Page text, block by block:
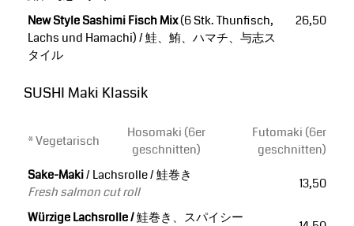
New Style Sashimi Fisch Mix(6 Stk. Thunfisch,
Lachs und Hamachi) / 鮭、鮪、ハマチ、与志ス
タイル
26,50
SUSHI Maki Klassik
* Vegetarisch
Hosomaki (6er
geschnitten)
Futomaki (6er
geschnitten)
Sake-Maki/ Lachsrolle / 鮭巻き
Fresh salmon cut roll
13,50
Würzige Lachsrolle /鮭巻き、スパイシー